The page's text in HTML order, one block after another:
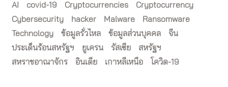
AI covid-19 Cryptocurrencies
Cryptocurrency
Cybersecurity
hacker Malware
Ransomware
Technology
ข้อมูลรั่วไหล ข้อมูลส่วนบุคคล
จีน
ประเด็นร้อนสหรัฐฯ
ยูเครน รัสเซีย
สหรัฐฯ
สหราชอาณาจักร
อินเดีย เกาหลีเหนือ โควิด-19